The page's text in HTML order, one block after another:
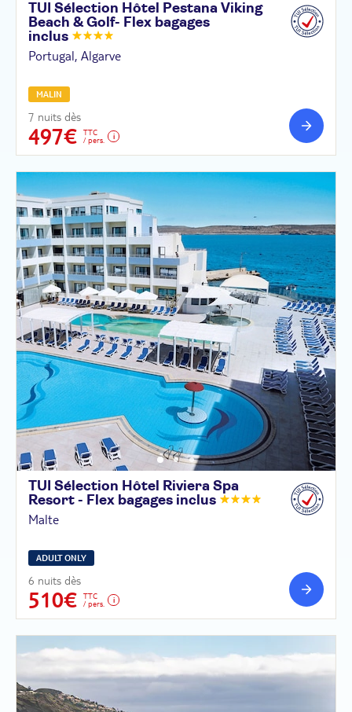
TUI Sélection Hôtel Pestana Viking
Beach & Golf- Flex bagages
inclus
Portugal, Algarve
MALIN
7 nuits dès
497€
TTC
/ pers.
TUI Sélection Hôtel Riviera Spa
Resort - Flex bagages inclus
Malte
ADULT ONLY
6 nuits dès
510€
TTC
/ pers.